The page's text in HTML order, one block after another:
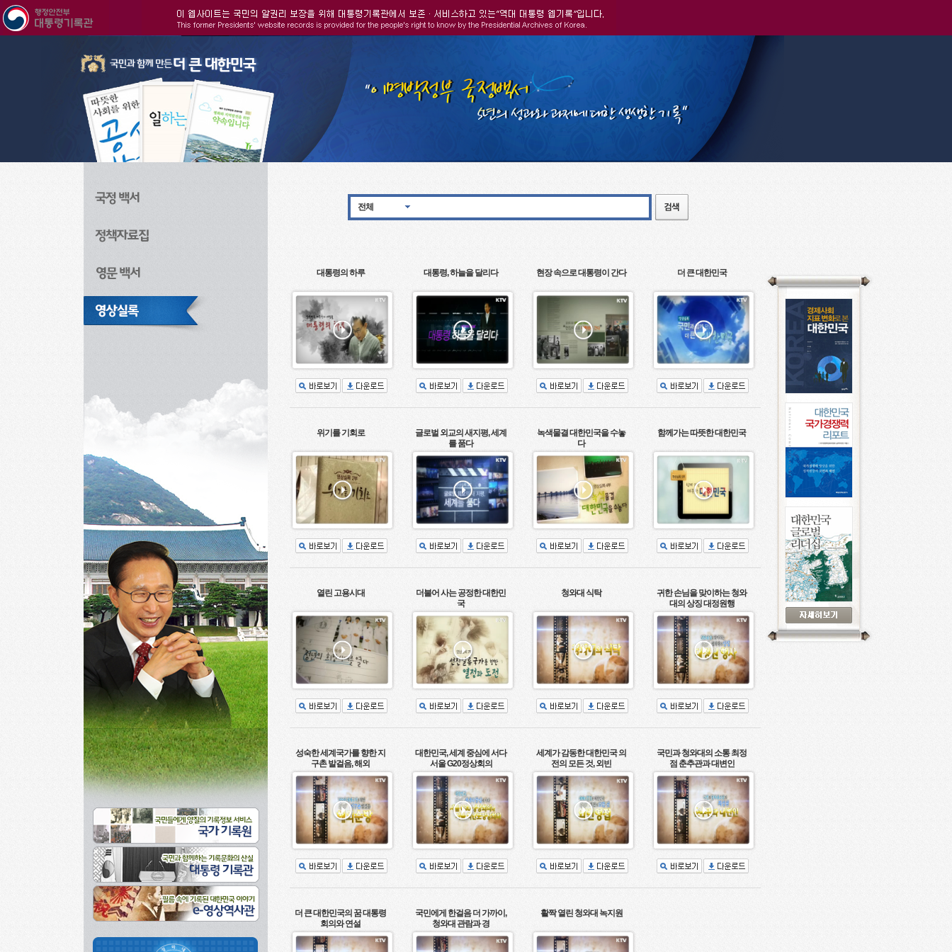
전체
대통령의 하루 대통령, 하늘을 달리다 현장 속으로 대통령이 간다 더 큰 대한민국
위기를 기회로
글로벌 외교의 새지평, 세계
를 품다
녹색물결 대한민국을 수놓
다
함께가는 따뜻한 대한민국
열린 고용시대
더불어 사는 공정한 대한민
국
청와대 식탁
귀한 손님을 맞이하는 청와
대의 상징 대정원행
성숙한 세계국가를 향한 지
구촌 발걸음, 해외
대한민국, 세계 중심에 서다
서울 G20정상회의
세계가 감동한 대한민국 의
전의 모든 것, 외빈
국민과 청와대의 소통 최정
점 춘추관과 대변인
더 큰 대한민국의 꿈 대통령
회의와 연설
국민에게 한걸음 더 가까이,
청와대 관람과 경
활짝 열린 청와대 녹지원